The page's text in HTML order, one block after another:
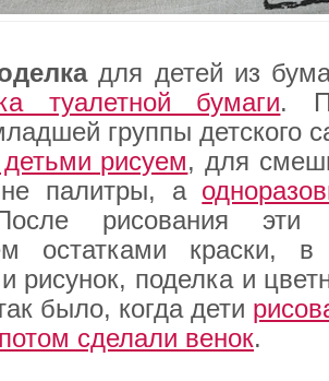
для детей из
туалетной бумаги.
группы детского
рисуем, для
палитры, а
рисования
остатками краски,
рисунок, поделка и
было, когда дети
сделали венок.